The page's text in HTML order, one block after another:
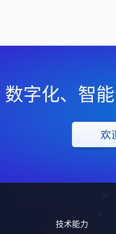
数字化、智
技术能力